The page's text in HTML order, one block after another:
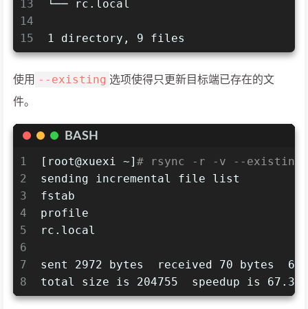
13
14
15
└── rc.local
1 directory, 9 files
使用 --existing 选项使得只更新目标端已存在的文
件。
BASH
1
2
3
4
5
6
7
8
[root@xuexi ~] # rsync -r -v --existing
sending incremental file list
fstab
profile
rc.local
sent 2972 bytes  received 70 bytes
total size is 204755  speedup is 67.31